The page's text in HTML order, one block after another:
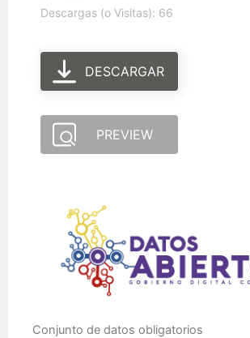
Descargas (o Visitas): 66
DESCARGAR
PREVIEW
Conjunto de datos obligatorios